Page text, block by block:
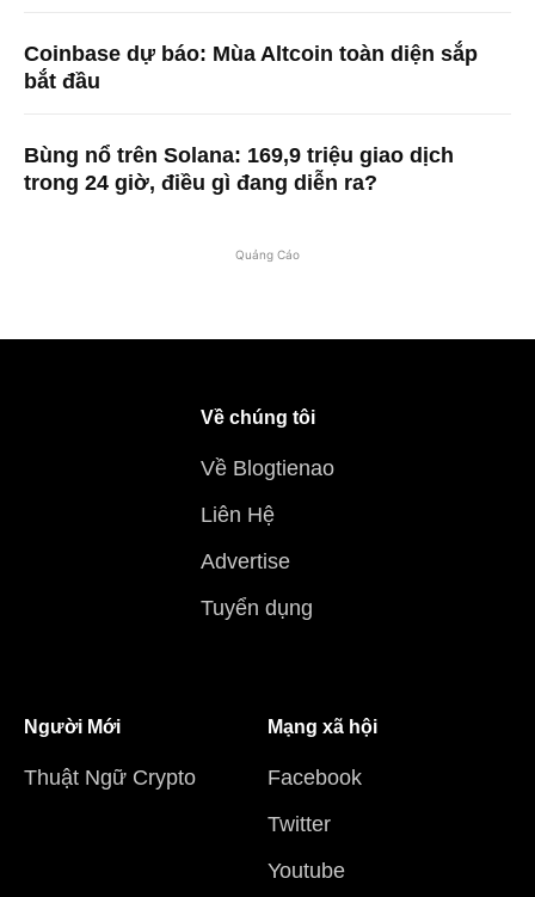
Coinbase dự báo: Mùa Altcoin toàn diện sắp
bắt đầu
Bùng nổ trên Solana: 169,9 triệu giao dịch
trong 24 giờ, điều gì đang diễn ra?
Quảng Cáo
Về chúng tôi
Về Blogtienao
Liên Hệ
Advertise
Tuyển dụng
Người Mới
Thuật Ngữ Crypto
Mạng xã hội
Facebook
Twitter
Youtube